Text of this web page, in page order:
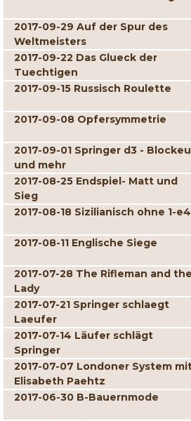
2017-09-29 Auf der Spur des
Weltmeisters
2017-09-22 Das Glueck der
Tuechtigen
2017-09-15 Russisch Roulette
2017-09-08 Opfersymmetrie
2017-09-01 Springer d3 -
und mehr
2017-08-25 Endspiel- Matt und
Sieg
2017-08-18 Sizilianisch ohne 1-e4
2017-08-11 Englische Siege
2017-07-28 The Rifleman and the
Lady
2017-07-21 Springer schlaegt
Laeufer
2017-07-14 Läufer schlägt
Springer
2017-07-07 Londoner System
Elisabeth Paehtz
2017-06-30 B-Bauernmode